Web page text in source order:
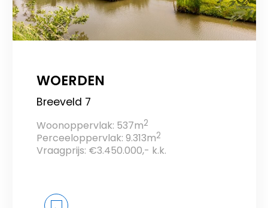
WOERDEN
Breeveld 7
Woonoppervlak: 537m2
Perceeloppervlak: 9.313m2
Vraagprijs: €3.450.000,- k.k.